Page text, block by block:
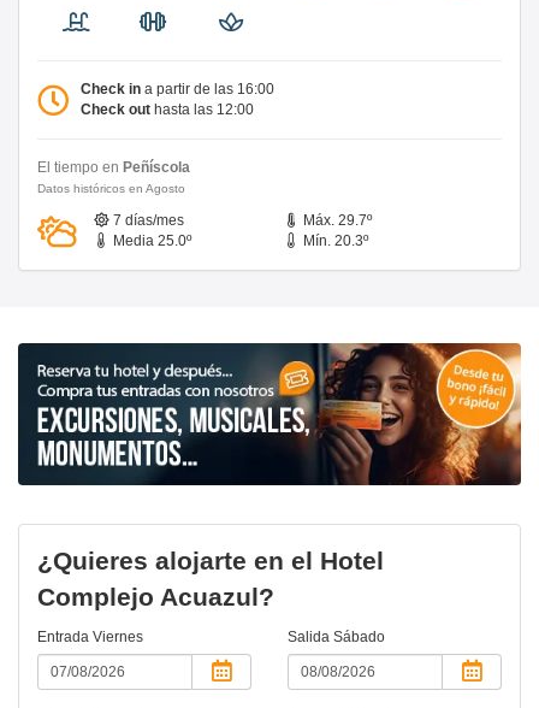
Check in a partir de las 16:00
Check out hasta las 12:00
El tiempo en Peñíscola
Datos históricos en Agosto
7 días/mes
Máx. 29.7º
Media 25.0º
Mín. 20.3º
¿Quieres alojarte en el Hotel
Complejo Acuazul?
Entrada Viernes Salida Sábado